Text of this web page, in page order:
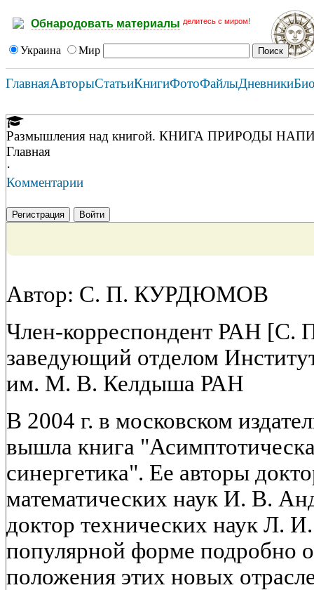
Обнародовать материалы делитесь с миром!
Украина Мир
ГлавнаяАвторыСтатьиКнигиФотоФайлыДневники
Размышления над книгой. КНИГА ПРИРОДЫ
Главная
·
Комментарии
Регистрация Войти
Автор: С. П. КУРДЮМОВ
Член-корреспондент РАН
заведующий отделом
им. М. В. Келдыша РАН
В 2004 г. в московском
вышла книга
синергетика". Ее авторы
математических наук И. В.
доктор технических наук Л.
популярной форме подробно
положения этих новых